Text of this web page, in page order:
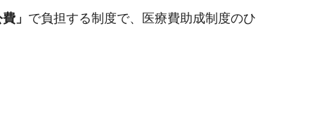
」 で負担する制度で、医療費助成制度のひ